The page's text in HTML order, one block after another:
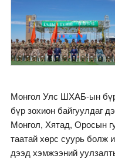
Монгол Улс ШХАБ-ын
бүр зохион байгуулдаг
Монгол, Хятад, Оросын
таатай хөрс суурь
дээд хэмжээний